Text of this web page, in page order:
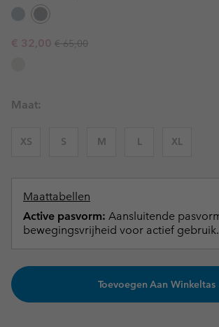
Sale price:
€ 32,00 Regular price:
€ 65,00
Maat:
XS S M L XL
Maattabellen
Active pasvorm: Aansluitende
bewegingsvrijheid voor actief gebruik.
Toevoegen Aan Winkeltas